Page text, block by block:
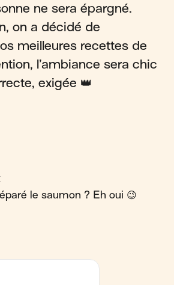
ne sera épargné.
on a décidé de
meilleures recettes de
l’ambiance sera chic
exigée 👑
le saumon ? Eh oui 😉